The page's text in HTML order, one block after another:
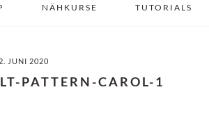
NÄHKURSE TUTORIALS
JUNI 2020
PATTERN-CAROL-1